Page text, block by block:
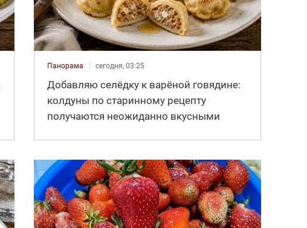
Панорама сегодня, 03:25
Добавляю селёдку к варёной говядине:
колдуны по старинному рецепту
получаются неожиданно вкусными